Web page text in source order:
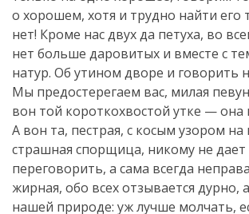
о хорошем, хотя и трудно найти его
нет! Кроме нас двух да петуха, во
нет больше даровитых и вместе с
натур. Об утином дворе и говорить
Мы предостерегаем вас, милая
вон той короткохвостой утке — она
А вон та, пестрая, с косым узором на
страшная спорщица, никому не дает
переговорить, а сама всегда
жирная, обо всех отзывается дурно,
нашей природе: уж лучше молчать,